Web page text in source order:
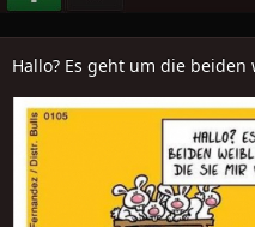
Hallo? Es geht um die